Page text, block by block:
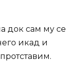
док сам му се
икад и